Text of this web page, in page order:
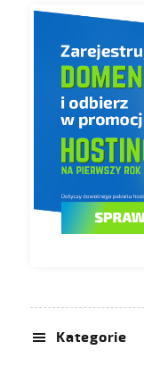
Kategorie